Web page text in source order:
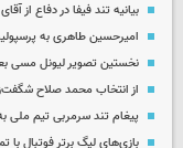
بیانیه تند فیفا در دفاع از
امیرحسین طاهری به
نخستین تصویر لیونل مسی
از انتخاب محمد صلاح
پیغام تند سرمربی تیم ملی
بازی‌های لیگ برتر فوتبال با